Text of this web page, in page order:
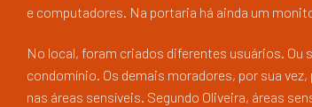
e computadores. Na portaria há ainda um
No local, foram criados diferentes usuários.
condomínio. Os demais moradores, por sua
nas áreas sensíveis. Segundo Oliveira, áreas